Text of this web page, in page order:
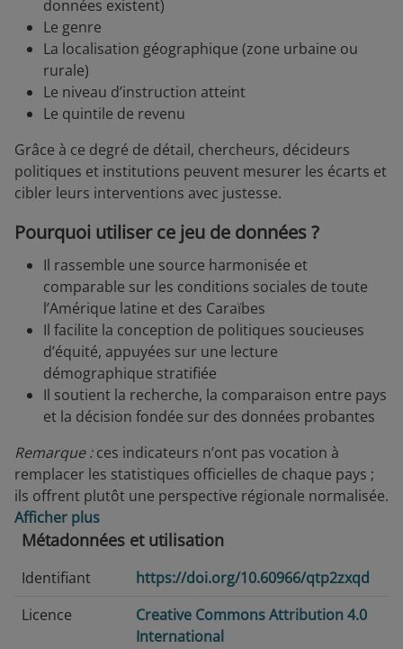
données existent)
Le genre
La localisation géographique (zone urbaine ou
rurale)
Le niveau d’instruction atteint
Le quintile de revenu
Grâce à ce degré de détail, chercheurs, décideurs
politiques et institutions peuvent mesurer les écarts et
cibler leurs interventions avec justesse.
Pourquoi utiliser ce jeu de données ?
Il rassemble une source harmonisée et
comparable sur les conditions sociales de toute
l’Amérique latine et des Caraïbes
Il facilite la conception de politiques soucieuses
d’équité, appuyées sur une lecture
démographique stratifiée
Il soutient la recherche, la comparaison entre pays
et la décision fondée sur des données probantes
Remarque :ces indicateurs n’ont pas vocation à
remplacer les statistiques officielles de chaque pays ;
ils offrent plutôt une perspective régionale normalisée.
Afficher plus
Métadonnées et utilisation
Identifiant
https://doi.org/10.60966/qtp2zxqd
Licence
Creative Commons Attribution 4.0
International